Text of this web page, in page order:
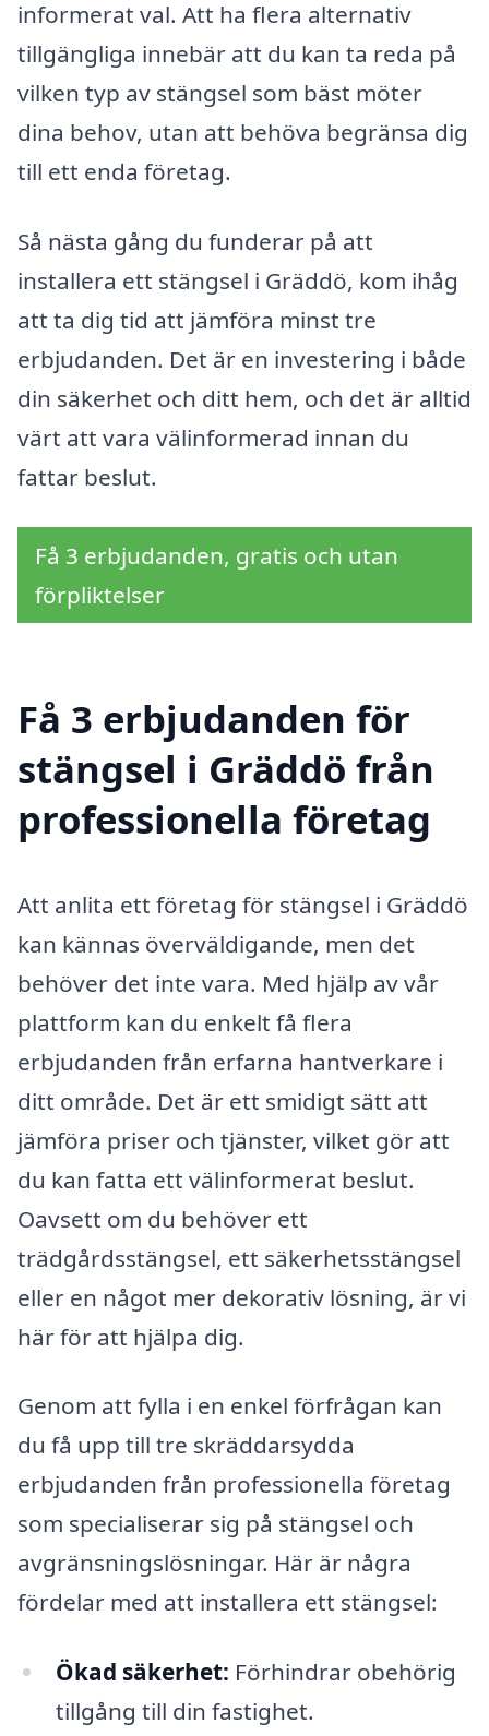
informerat val. Att ha flera alternativ
tillgängliga innebär att du kan ta reda på
vilken typ av stängsel som bäst möter
dina behov, utan att behöva begränsa dig
till ett enda företag.
Så nästa gång du funderar på att
installera ett stängsel i Gräddö, kom ihåg
att ta dig tid att jämföra minst tre
erbjudanden. Det är en investering i både
din säkerhet och ditt hem, och det är alltid
värt att vara välinformerad innan du
fattar beslut.
Få 3 erbjudanden, gratis och utan
förpliktelser
Få 3 erbjudanden för
stängsel i Gräddö från
professionella företag
Att anlita ett företag för stängsel i Gräddö
kan kännas överväldigande, men det
behöver det inte vara. Med hjälp av vår
plattform kan du enkelt få flera
erbjudanden från erfarna hantverkare i
ditt område. Det är ett smidigt sätt att
jämföra priser och tjänster, vilket gör att
du kan fatta ett välinformerat beslut.
Oavsett om du behöver ett
trädgårdsstängsel, ett säkerhetsstängsel
eller en något mer dekorativ lösning, är vi
här för att hjälpa dig.
Genom att fylla i en enkel förfrågan kan
du få upp till tre skräddarsydda
erbjudanden från professionella företag
som specialiserar sig på stängsel och
avgränsningslösningar. Här är några
fördelar med att installera ett stängsel:
Ökad säkerhet: Förhindrar obehörig
tillgång till din fastighet.